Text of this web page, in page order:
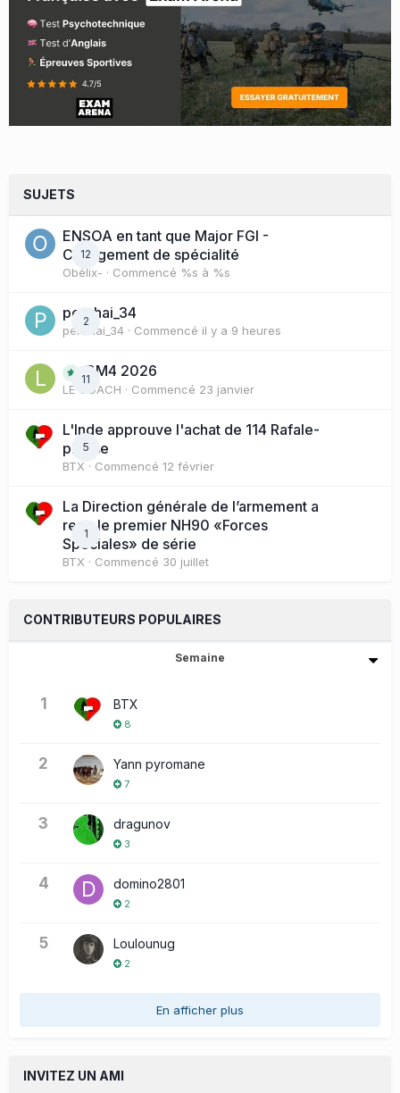
SUJETS
12
ENSOA en tant que Major FGI -
Changement de spécialité
Obélix- · Commencé %s à %s
2
perchai_34
perchai_34 · Commencé il y a 9 heures
11BM4 2026
LE COACH · Commencé 23 janvier
5
L'Inde approuve l'achat de 114 Rafale-
presse
BTX · Commencé 12 février
1
La Direction générale de l’armement a
reçu le premier NH90 «Forces
Spéciales» de série
BTX · Commencé 30 juillet
CONTRIBUTEURS POPULAIRES
Semaine
1 BTX
8
2 Yann pyromane
7
3 dragunov
3
4 domino2801
2
5 Loulounug
2
En afficher plus
INVITEZ UN AMI